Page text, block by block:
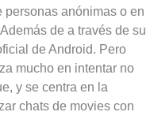
personas anónimas o en
de a través de su
de Android. Pero
mucho en intentar no
y se centra en la
chats de movies con